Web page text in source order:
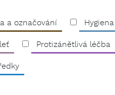
a označování Hygiena
Protizánětlivá léčba